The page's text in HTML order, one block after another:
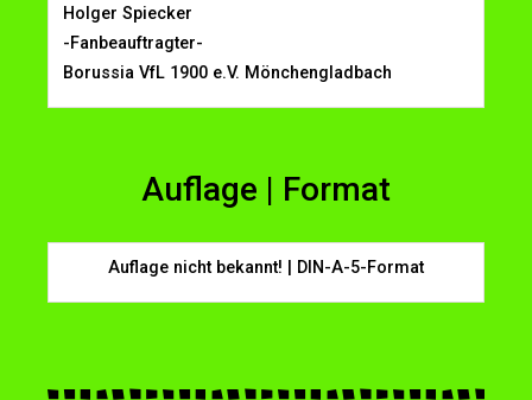
Holger Spiecker
-Fanbeauftragter-
Borussia VfL 1900 e.V. Mönchengladbach
Auflage | Format
Auflage nicht bekannt! | DIN-A-5-Format